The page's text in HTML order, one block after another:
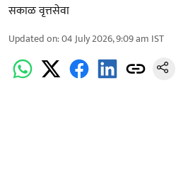
सकाळ वृत्तसेवा
Updated on:04 July 2026, 9:09 am IST